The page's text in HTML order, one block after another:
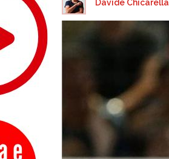
Davide Chicarella